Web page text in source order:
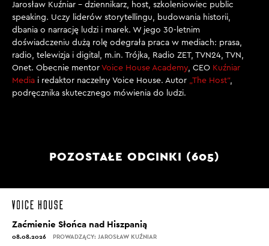
Jarosław Kuźniar – dziennikarz, host, szkoleniowiec public
speaking. Uczy liderów storytellingu, budowania historii,
dbania o narrację ludzi i marek. W jego 30-letnim
doświadczeniu dużą rolę odegrała praca w mediach: prasa,
radio, telewizja i digital, m.in. Trójka, Radio ZET, TVN24, TVN,
Onet. Obecnie mentor Voice House Academy, CEO Kuźniar
Media i redaktor naczelny Voice House. Autor „The Host”,
podręcznika skutecznego mówienia do ludzi.
POZOSTAŁE ODCINKI (605)
Zaćmienie Słońca nad Hiszpanią
08.08.2026 PROWADZĄCY: JAROSŁAW KUŹNIAR